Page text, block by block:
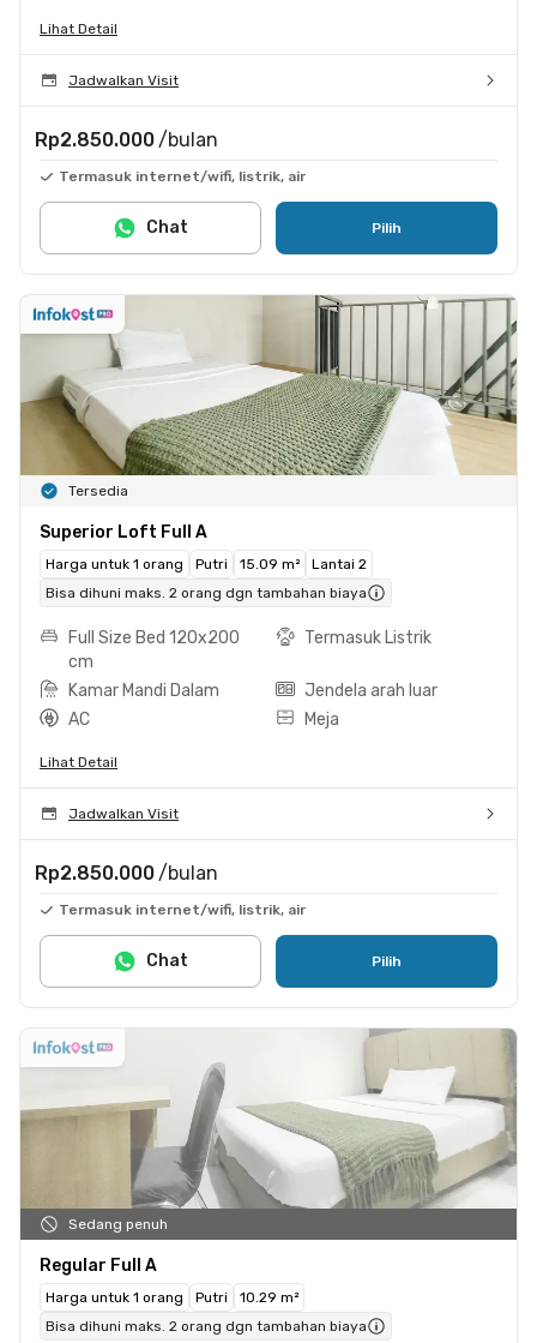
Lihat Detail
Jadwalkan Visit
Rp2.850.000 /bulan
Termasuk internet/wifi, listrik, air
Pilih
Chat
Tersedia
Superior Loft Full A
Harga untuk 1 orang Putri 15.09 m²
Lantai 2
Bisa dihuni maks. 2 orang dgn tambahan biaya
Full Size Bed 120x200
cm
Termasuk Listrik
Kamar Mandi Dalam
Jendela arah luar
AC
Meja
Lihat Detail
Jadwalkan Visit
Rp2.850.000 /bulan
Termasuk internet/wifi, listrik, air
Pilih
Chat
Sedang penuh
Regular Full A
Harga untuk 1 orang Putri
10.29 m²
Bisa dihuni maks. 2 orang dgn tambahan biaya